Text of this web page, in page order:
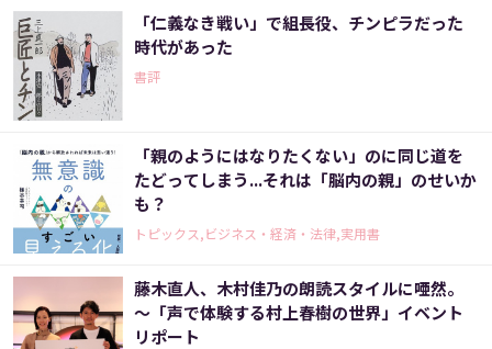
「仁義なき戦い」で組長役、チンピラだった
時代があった
書評
「親のようにはなりたくない」のに同じ道を
たどってしまう...それは「脳内の親」のせいか
も？
トピックス,ビジネス・経済・法律,実用書
藤木直人、木村佳乃の朗読スタイルに唖然。
～「声で体験する村上春樹の世界」イベント
リポート